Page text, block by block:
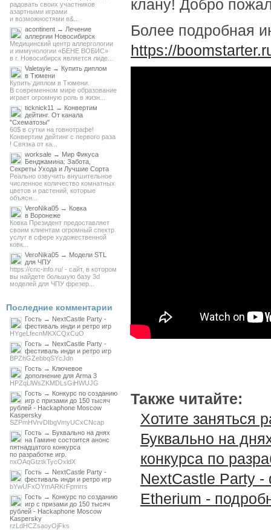
клану! Добро
Более подробная
https://
Также читайте:
Хотите заняться
Буквально на
конкурса по
NextCastle Party -
Etherium -
радовать своих участников
азартными играми
и возможностями в&...
acontinent → Лечение
аллергии Новосибирск
Медицинский центр аллергологии
и иммунологии «БЕНЕ ВОБИС»
в г. Новосибирск является лиде...
Valetayle → Купить диплом
в Тюмени
Купить диплом в Тюмени.
В современном мире образование
играет огромную роль в жизн...
ticknick11 → Конвертим
дейтинг. От канала
"Схематозы"
60$ в сутки на говнотрафе!
Конвертим дейтинг с первого раза
! Связка от ка...
worksale → Мир Фикуса
Бенджамина: Забота,
Секреты Ухода и Лучшие Сорта
Реально озвучить внушительное
численное количество комнатных
цветов и растений, которые
объясн...
VeroNika05 → Ковка
в Воронеже
Ковка Президент предоставляет
своим клиентам огромный спектр
услуг в сфере художественной
ковк...
VeroNika05 → Модели STL
для ЧПУ
https://cnc-info.ru/ - сайт, в котором
вы найдете большую базу 3d
моделей для ЧПУ фрезер...
Последние комментарии
Гость → NextCastle Party -
фестиваль инди и ретро игр
HYgeLfecnMKXCQxCuO
Гость → NextCastle Party -
фестиваль инди и ретро игр
BPZhGZebbqSYcJdn
Гость → Ключевое
дополнение для Arma 3
HPZqLlWsZKMDLsGiHWUJG
Гость → Конкурс по созданию
игр с призами до 150 тысяч
рублей - Hackaphone Moscow
Kaspersky
SZPmHVrvDIbgVmyUCxCNcap
Гость → Буквально на днях
на Гамине состоится анонс
пятнадцатого конкурса
по разработке игр.
nxOAqGtztkTycOxldX
Гость → NextCastle Party -
фестиваль инди и ретро игр
bYwUFxOYmARKrFpmrrs
Гость → Конкурс по созданию
игр с призами до 150 тысяч
рублей - Hackaphone Moscow
Kaspersky
rzLdHCZsaoyOjFks